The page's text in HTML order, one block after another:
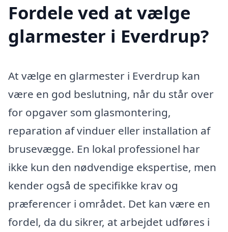
Fordele ved at vælge
glarmester i Everdrup?
At vælge en glarmester i Everdrup kan
være en god beslutning, når du står over
for opgaver som glasmontering,
reparation af vinduer eller installation af
brusevægge. En lokal professionel har
ikke kun den nødvendige ekspertise, men
kender også de specifikke krav og
præferencer i området. Det kan være en
fordel, da du sikrer, at arbejdet udføres i